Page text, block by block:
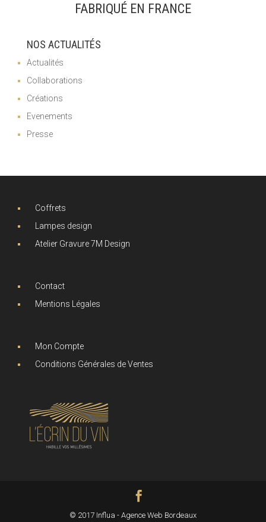
FABRIQUÉ EN FRANCE
NOS ACTUALITÉS
Actualités
Collaborations
Créations
Evenements
Presse
Coffrets
Lampes design
Atelier Gravure 7M Design
Contact
Mentions Légales
Mon Compte
Conditions Générales de Ventes
© 2017 Influa - Agence Web Bordeaux